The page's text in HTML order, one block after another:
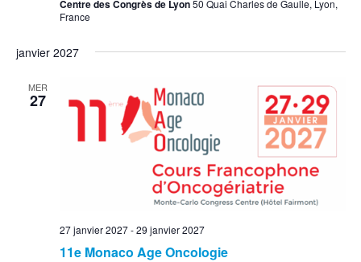
Centre des Congrès de Lyon50 Quai Charles de Gaulle, Lyon,
France
janvier 2027
MER
27
11e Monaco Age Oncologie
27 janvier 2027-29 janvier 2027